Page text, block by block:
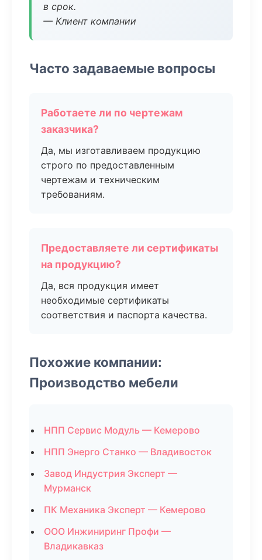
в срок.
— Клиент компании
Часто задаваемые вопросы
Работаете ли по чертежам
заказчика?
Да, мы изготавливаем продукцию
строго по предоставленным
чертежам и техническим
требованиям.
Предоставляете ли сертификаты
на продукцию?
Да, вся продукция имеет
необходимые сертификаты
соответствия и паспорта качества.
Похожие компании:
Производство мебели
НПП Сервис Модуль — Кемерово
НПП Энерго Станко — Владивосток
Завод Индустрия Эксперт —
Мурманск
ПК Механика Эксперт — Кемерово
ООО Инжиниринг Профи —
Владикавказ